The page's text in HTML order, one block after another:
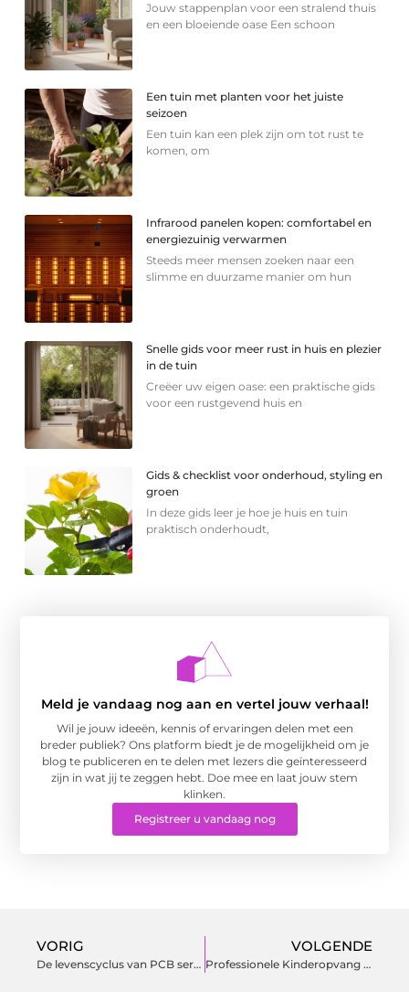
Jouw stappenplan voor een stralend thuis
en een bloeiende oase Een schoon
Een tuin met planten voor het juiste
seizoen
Een tuin kan een plek zijn om tot rust te
komen, om
Infrarood panelen kopen: comfortabel en
energiezuinig verwarmen
Steeds meer mensen zoeken naar een
slimme en duurzame manier om hun
Snelle gids voor meer rust in huis en plezier
in de tuin
Creëer uw eigen oase: een praktische gids
voor een rustgevend huis en
Gids & checklist voor onderhoud, styling en
groen
In deze gids leer je hoe je huis en tuin
praktisch onderhoudt,
Meld je vandaag nog aan en vertel jouw verhaal!
Wil je jouw ideeën, kennis of ervaringen delen met een
breder publiek? Ons platform biedt je de mogelijkheid om je
blog te publiceren en te delen met lezers die geïnteresseerd
zijn in wat jij te zeggen hebt. Doe mee en laat jouw stem
klinken.
Registreer u vandaag nog
VORIG
De levenscyclus van PCB service
VOLGENDE
Professionele Kinderopvang in Almere